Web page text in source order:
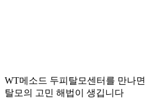
WT메소드 두피탈모센터를 만나면
탈모의 고민 해법이 생깁니다